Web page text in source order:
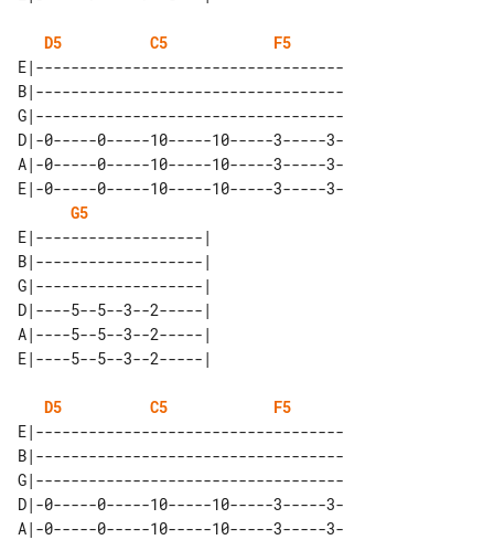
D5 C5
F5
E|-----------------------------------
B|-----------------------------------
G|-----------------------------------
D|-0-----0-----10-----10-----3-----3-
A|-0-----0-----10-----10-----3-----3-
E|-0-----0-----10-----10-----3-----3-
G5
E|-------------------|
B|-------------------|
G|-------------------|
D|----5--5--3--2-----|
A|----5--5--3--2-----|
D5 C5
F5
E|-----------------------------------
B|-----------------------------------
G|-----------------------------------
D|-0-----0-----10-----10-----3-----3-
A|-0-----0-----10-----10-----3-----3-